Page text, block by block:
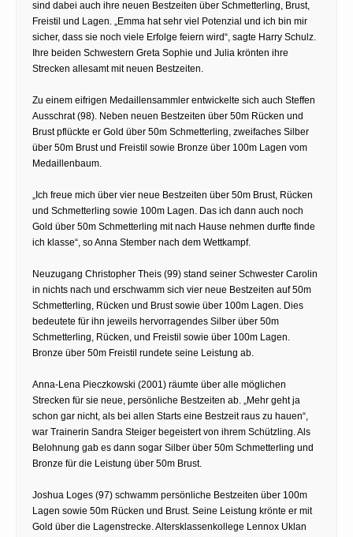
sind dabei auch ihre neuen Bestzeiten über Schmetterling, Brust,
Freistil und Lagen. „Emma hat sehr viel Potenzial und ich bin mir
sicher, dass sie noch viele Erfolge feiern wird“, sagte Harry Schulz.
Ihre beiden Schwestern Greta Sophie und Julia krönten ihre
Strecken allesamt mit neuen Bestzeiten.
Zu einem eifrigen Medaillensammler entwickelte sich auch Steffen
Ausschrat (98). Neben neuen Bestzeiten über 50m Rücken und
Brust pflückte er Gold über 50m Schmetterling, zweifaches Silber
über 50m Brust und Freistil sowie Bronze über 100m Lagen vom
Medaillenbaum.
„Ich freue mich über vier neue Bestzeiten über 50m Brust, Rücken
und Schmetterling sowie 100m Lagen. Das ich dann auch noch
Gold über 50m Schmetterling mit nach Hause nehmen durfte finde
ich klasse“, so Anna Stember nach dem Wettkampf.
Neuzugang Christopher Theis (99) stand seiner Schwester Carolin
in nichts nach und erschwamm sich vier neue Bestzeiten auf 50m
Schmetterling, Rücken und Brust sowie über 100m Lagen. Dies
bedeutete für ihn jeweils hervorragendes Silber über 50m
Schmetterling, Rücken, und Freistil sowie über 100m Lagen.
Bronze über 50m Freistil rundete seine Leistung ab.
Anna-Lena Pieczkowski (2001) räumte über alle möglichen
Strecken für sie neue, persönliche Bestzeiten ab. „Mehr geht ja
schon gar nicht, als bei allen Starts eine Bestzeit raus zu hauen“,
war Trainerin Sandra Steiger begeistert von ihrem Schützling. Als
Belohnung gab es dann sogar Silber über 50m Schmetterling und
Bronze für die Leistung über 50m Brust.
Joshua Loges (97) schwamm persönliche Bestzeiten über 100m
Lagen sowie 50m Rücken und Brust. Seine Leistung krönte er mit
Gold über die Lagenstrecke. Altersklassenkollege Lennox Uklan